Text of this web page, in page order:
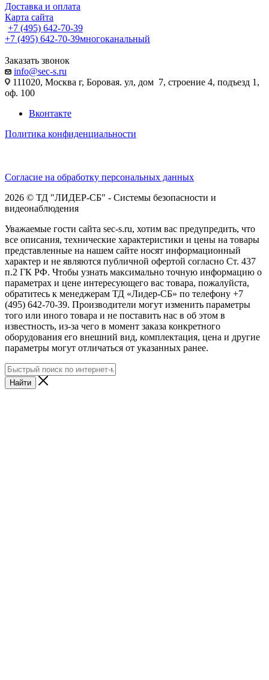
Доставка и оплата
Карта сайта
+7 (495) 642-70-39
+7 (495) 642-70-39многоканальный
Заказать звонок
info@sec-s.ru
111020, Москва г, Боровая. ул, дом 7, строение 4, подъезд 1,
оф. 100
Вконтакте
Политика конфиденциальности
Согласие на обработку персональных данных
2026 © ТД "ЛИДЕР-СБ" - Системы безопасности и
видеонаблюдения
Уважаемые гости сайта sec-s.ru, хотим вас предупредить, что
все описания, технические характеристики и цены на товары
представленные на нашем сайте носят информационный
характер и не являются публичной офертой согласно Ст. 437
п.2 ГК РФ. Чтобы узнать максимально точную информацию о
параметрах и цене интересующего вас товара, пожалуйста,
обратитесь к менеджерам ТД «Лидер-СБ» по телефону +7
(495) 642-70-39. Производители могут изменить параметры
того или иного товара и не поставить нас в об этом в
известность, из-за чего в момент заказа конкретного
оборудования его внешний вид, комплектация, цена и другие
параметры могут отличаться от указанных ранее.
Найти